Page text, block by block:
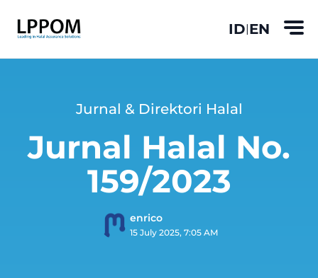
ID|EN
Jurnal & Direktori Halal
Jurnal Halal No.
159/2023
enrico
15 July 2025, 7:05 AM